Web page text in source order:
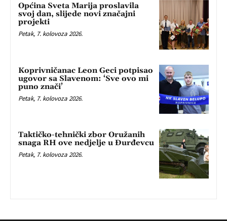
Općina Sveta Marija proslavila
svoj dan, slijede novi značajni
projekti
Petak, 7. kolovoza 2026.
Koprivničanac Leon Geci potpisao
ugovor sa Slavenom: ‘Sve ovo mi
puno znači’
Petak, 7. kolovoza 2026.
Taktičko-tehnički zbor Oružanih
snaga RH ove nedjelje u Đurđevcu
Petak, 7. kolovoza 2026.